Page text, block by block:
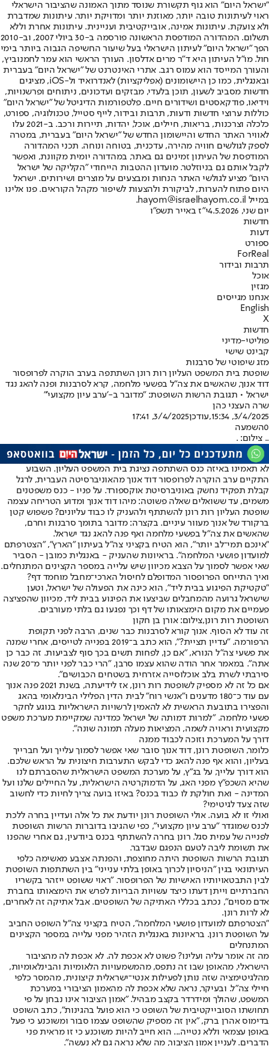
"ישראל היום" הוא גוף תקשורת שנוסד מתוך האמונה שהציבור הישראלי
ראוי לעיתונות טובה יותר, מאוזנת יותר ומדויקת יותר. עיתונות שמדברת
ולא צועקת. עיתונות אמינה, אובייקטיבית ועניינית. עיתונות אחרת וללא
תשלום. המהדורה המודפסת הראשונה פורסמה ב-30 ביולי 2007, וב-2010
הפך "ישראל היום" לעיתון הישראלי בעל שיעור החשיפה הגבוה ביותר בימי
חול. מו"ל העיתון היא ד"ר מרים אדלסון. העורך הראשי הוא עמר לחמנוביץ,
והעורך המייסד הוא עמוס רגב. אתרי האינטרנט של "ישראל היום" בעברית
ובאנגלית, כמו כן היישומונים (אפליקציות) לאנדרואיד ול-iOS, מציגים
חדשות מסביב לשעון, תוכן בלעדי, מבזקים ועדכונים, ניתוחים ופרשנויות,
וידיאו, פודקאסטים ושידורים חיים. פלטפורמות הדיגיטל של "ישראל היום"
כוללות ערוצי חדשות ודעות, תרבות ובידור, לייף סטייל, טכנולוגיה, ספורט,
כלכלה וצרכנות, בריאות, חיילים, אוכל, יהדות, תיירות ורכב. ב-2021 עלו
לאוויר האתר החדש והיישומון החדש של "ישראל היום" בעברית, במטרה
לספק לגולשים חוויה מהירה, עדכנית, בטוחה ונוחה. תכני המהדורה
המודפסת של העיתון זמינים גם באתר, במהדורה יומית מקוונת, ואפשר
לקבל אותם גם בניוזלטר. מועדון ההטבות הייחודי "הקליקה של ישראל
היום" מציע לגולשי האתר הנחות ומבצעים על מוצרים ושירותים. ישראל
היום פתוח להערות, לביקורת ולהצעות לשיפור מקהל הקוראים. פנו אלינו
במייל hayom@israelhayom.co.il.
יום שני, 4.5.2026
י"ז באייר תשפ"ו
חדשות
דעות
ספורט
ForReal
תרבות ובידור
אוכל
מגזין
אנחנו מגייסים
English
X
חדשות
פוליטי-מדיני
קבינט שישי
מזג שיפוטי של סרבנות
שופטת בית המשפט העליון רות רונן השתתפה בערב הוקרה לפרופסור
דוד אנוך, שהאשים את צה"ל בפשעי מלחמה, קרא לסרבנות ופנה להאג נגד
ישראל • תגובת הרשות השופטת: "מדובר ב-'ערב עיון מקצועי'"
שרה העצני כהן
3/4/2025, 15:34
,עודכן3/4/2025, 17:41
0השמעה
.. צילום: .
לא תאמינו באיזה כנס השתתפה נציגת בית המשפט העליון. השבוע
התקיים ערב הוקרה לפרופסור דוד אנוך מהאוניברסיטה העברית, לרגל
קבלת תפקיד נחשק באוניברסיטת אוקספורד. על פניו - כנס משפטנים
משמים, עד ששואלים שאלה פשוטה: מיהו דוד אנוך ומדוע הטריחה עצמה
שופטת העליון רות רונן להשתתף ולהעניק לו כבוד עליונים? פשפוש קטן
ברקורד של אנוך מעוור עיניים. בקצרה: מדובר בתומך סרבנות וחרם,
שהאשים את צה"ל בפשעי מלחמה ואף פנה להאג נגד ישראל.
"אינכם תמי־לב יותר", הוא הטיח בקציני צה"ל בעיתון "הארץ", "הצטרפתם
למועדון פושעי המלחמה". בראיונות שהעניק - באנגלית כמובן - הסביר
שאי אפשר לסמוך על הצבא מכיוון שיש עלייה במספר הקצינים המתנחלים.
ואיך התייחס הפרופסור המדופלם לחיסול הארכי־מחבל מוחמד דף?
"טקטיקת הפיגוע בבית ליד", הוא כינה את הפעולה של ישראל, וטען
שישראל גרועה מהמחבלים שביצעו את הפיגוע בבית ליד, מכיוון שהפציצה
פעמיים את מקום הימצאותו של דף וכך נפגעו גם בלתי מעורבים.
השופטת רות רונן,צילום: אורן בן חקון
זה עוד לא הסוף. אנוך קורא לסרבנות כבר שנים, הרבה לפני תקופת
הרפורמה. "עדיין תציית?", הוא כתב ב־2019 בפנייה לטייסים, אחרי שמנה
את פשעי צה"ל הנורא, "אם כן, לפחות תשים בכך סוף לצביעות. זה כבר כן
אתה". במאמר אחר הודה שהוא עצמו סרבן, "הרי כבר לפני יותר מ־20 שנה
סירבתי לשרת בלב אוכלוסייה אזרחית בשטחים הכבושים".
אם כל זה לא מספיק לשופטת רות רונן, אז לידיעתה, בשנת 2021 פנה אנוך
עם עוד כ־180 מדענים ו"אנשי רוח" לבית הדין הפלילי הבינלאומי בהאג
והפצירו בתובעת הראשית לא להאמין לרשויות הישראליות בנוגע לחקר
פשעי מלחמה. "למרות דמותה של ישראל כמדינה שמקיימת מערכת משפט
מקצועית וראויה לשמה, המציאות מעלה תמונה שונה".
דורך על המערכת וזוכה לכבוד ממנה
כלומר, השופטת רונן, דוד אנוך סובר שאי אפשר לסמוך עלייך ועל חברייך
בעליון, והוא אף פנה להאג כדי לבקש התערבות חיצונית על הראש שלכם.
הוא דורך עלייך, על בג"ץ, על מערכת המשפט הישראלית שהסברתם לנו
שהיא השכפ"ץ מפני האג, על הדמוקרטיה הישראלית, על החיילים שלנו ועל
המדינה - ואת חולקת לו כבוד בכנס? באיזו בועה צריך לחיות כדי לחשוב
שזה צעד לגיטימי?
ואולי זו לא בועה. אולי השופטת רונן יודעת את כל אלה ועדיין בחרה ללכת
לכנס שמוגדר "ערב עיון מקצועי", כפי שהגיבו בדוברות הרשות השופטת
לפנייה של עמית סגל. רונן בחרה להשתתף בכנס ביודעין, גם אחרי שהפנו
את תשומת ליבה לטעם הנפגם שבדבר.
תגובת הרשות השופטת היתה מחוצפת, והפנתה אצבע מאשימה כלפי
העיתונאי בגין "הניסיון לכרוך באופן בלתי ענייני" בין השתתפות השופטת
לבין התבטאויותיו האישיות של הפרופסור. "ראוי ששופט ייזהר בקשריו
החברתיים וייתן דעתו כיצד עשויות הבריות לפרש את הימצאותו בחברת
אדם מסוים", נכתב בכללי האתיקה של השופטים. אבל אתיקה זה לאחרים,
לא לרות רונן.
"הצטרפתם למועדון פושעי המלחמה", הטיח בקציני צה"ל השופט החביב
על השופטת רונן. בראיונות באנגלית הזהיר מפני עלייה במספר הקצינים
המתנחלים
מה זה אומר עליה ועלינו? פשוט לא אכפת לה. לא אכפת לה מהציבור
הישראלי, מהאופן שבו זה נתפס, מהמשמעויות הלאומיות והבינלאומיות,
מהלגיטימציה שזה נותן לפעילות אנטי־ישראלית קיצונית, מהמסר כלפי
חיילי צה"ל. ובעיקר, נראה שלא אכפת לה מהאמון הציבורי במערכת
המשפט, שהולך ומידרדר בקצב מבהיל. "אמון הציבור אינו נבחן על פי
תחושתו הסובייקטיבית של השופט כי הוא פועל בהגינות", כתב השופט
בדימוס אהרן ברק, "אין זה מספיק שהשופט עצמו סבור ומשוכנע כי פעל
באופן עצמאי וללא נטייה... הוא חייב להיות משוכנע כי זו מראית פני
הדברים. לעניין אמון הציבור, מה שלא נראה גם לא נעשה".